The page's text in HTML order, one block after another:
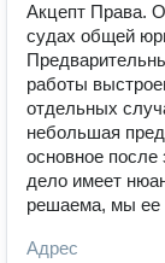
Акцепт Права.
судах общей
работы
отдельных
небольшая
основное
дело имеет
решаема, мы ее
Адрес